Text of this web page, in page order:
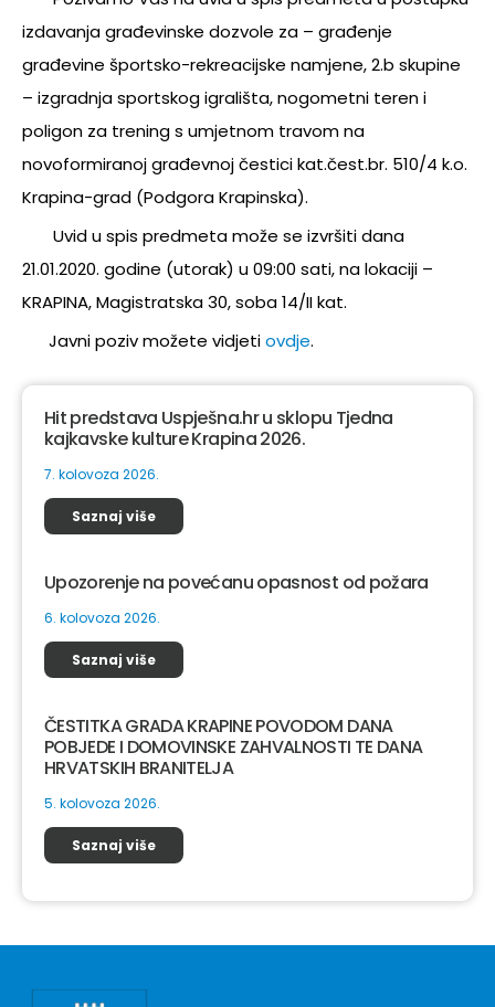
izdavanja građevinske dozvole za – građenje
građevine športsko-rekreacijske namjene, 2.b skupine
– izgradnja sportskog igrališta, nogometni teren i
poligon za trening s umjetnom travom na
novoformiranoj građevnoj čestici kat.čest.br. 510/4 k.o.
Krapina-grad (Podgora Krapinska).
Uvid u spis predmeta može se izvršiti dana
21.01.2020. godine (utorak) u 09:00 sati, na lokaciji –
KRAPINA, Magistratska 30, soba 14/II kat.
Javni poziv možete vidjetiovdje.
Hit predstava Uspješna.hr u sklopu Tjedna
kajkavske kulture Krapina 2026.
7. kolovoza 2026.
Saznaj više
Upozorenje na povećanu opasnost od požara
6. kolovoza 2026.
Saznaj više
ČESTITKA GRADA KRAPINE POVODOM DANA
POBJEDE I DOMOVINSKE ZAHVALNOSTI TE DANA
HRVATSKIH BRANITELJA
5. kolovoza 2026.
Saznaj više